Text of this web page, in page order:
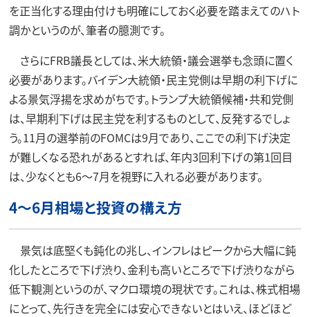
を正当化する理由付けも明確にしておく必要を踏まえてのハト
調かというのが、筆者の臆測です。
さらにFRB議長としては、米大統領・議会選挙も念頭に置く
必要があります。バイデン大統領・民主党側は早期の利下げに
よる景気浮揚を求めがちです。トランプ大統領候補・共和党側
は、早期利下げは民主党を利するものとして、反発するでしょ
う。11月の選挙前のFOMCは9月であり、ここでの利下げ決定
が難しくなる恐れがあるとすれば、年内3回利下げの第1回目
は、少なくとも6～7月を視野に入れる必要があります。
4～6月相場と投資の構え方
景気は底堅くも鈍化の兆し、インフレはピークから大幅に鈍
化したところで下げ渋り、金利も高いところで下げ渋りながら
低下観測というのが、マクロ環境の現状です。これは、株式相場
にとって、先行きを完全には安心できないとはいえ、ほどほど